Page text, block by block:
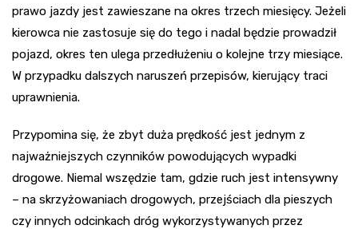
prawo jazdy jest zawieszane na okres trzech miesięcy. Jeżeli
kierowca nie zastosuje się do tego i nadal będzie prowadził
pojazd, okres ten ulega przedłużeniu o kolejne trzy miesiące.
W przypadku dalszych naruszeń przepisów, kierujący traci
uprawnienia.
Przypomina się, że zbyt duża prędkość jest jednym z
najważniejszych czynników powodujących wypadki
drogowe. Niemal wszędzie tam, gdzie ruch jest intensywny
– na skrzyżowaniach drogowych, przejściach dla pieszych
czy innych odcinkach dróg wykorzystywanych przez